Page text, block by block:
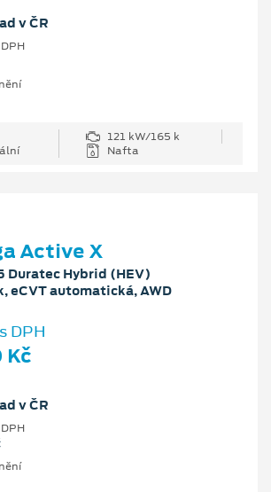
v ČR
121 kW/165 k
Nafta
Active X
Duratec Hybrid (HEV)
eCVT automatická, AWD
DPH
v ČR